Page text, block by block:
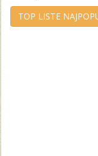
TOP LISTE